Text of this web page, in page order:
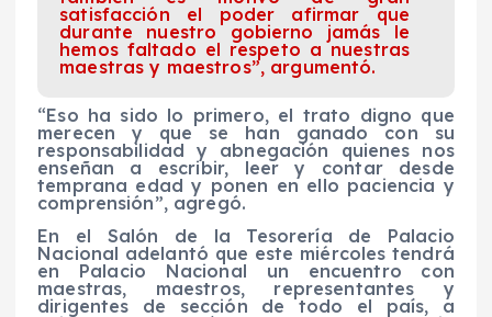
satisfacción el poder afirmar que
durante nuestro gobierno jamás le
hemos faltado el respeto a nuestras
maestras y maestros”, argumentó.
“Eso ha sido lo primero, el trato digno que
merecen y que se han ganado con su
responsabilidad y abnegación quienes nos
enseñan a escribir, leer y contar desde
temprana edad y ponen en ello paciencia y
comprensión”, agregó.
En el Salón de la Tesorería de Palacio
Nacional adelantó que este miércoles tendrá
en Palacio Nacional un encuentro con
maestras, maestros, representantes y
dirigentes de sección de todo el país, a